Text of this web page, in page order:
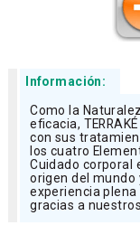
Información:
Como la
eficacia,
con sus
los cuatro
Cuidado corporal
origen del mundo
experiencia
gracias a